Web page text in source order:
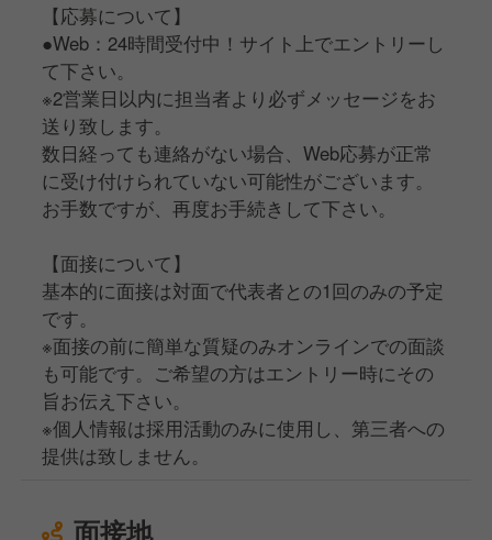
【応募について】
●Web：24時間受付中！サイト上でエントリーし
て下さい。
※2営業日以内に担当者より必ずメッセージをお
送り致します。
数日経っても連絡がない場合、Web応募が正常
に受け付けられていない可能性がございます。
お手数ですが、再度お手続きして下さい。
【面接について】
基本的に面接は対面で代表者との1回のみの予定
です。
※面接の前に簡単な質疑のみオンラインでの面談
も可能です。ご希望の方はエントリー時にその
旨お伝え下さい。
※個人情報は採用活動のみに使用し、第三者への
提供は致しません。
面接地